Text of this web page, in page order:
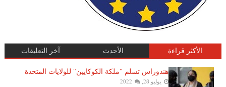
الأكثر قراءة الأحدث آخر التعليقات
هندوراس تسلم "ملكة الكوكايين" للولايات المتحدة
يوليو 28, 2022